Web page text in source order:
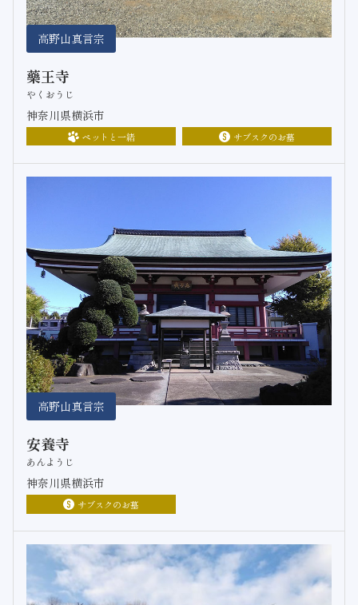
高野山真言宗
藥王寺
やくおうじ
神奈川県横浜市
ペットと一緒 サブスクのお墓
高野山真言宗
安養寺
あんようじ
神奈川県横浜市
サブスクのお墓